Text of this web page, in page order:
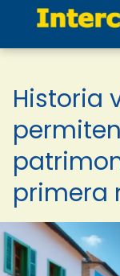
Historia
primera